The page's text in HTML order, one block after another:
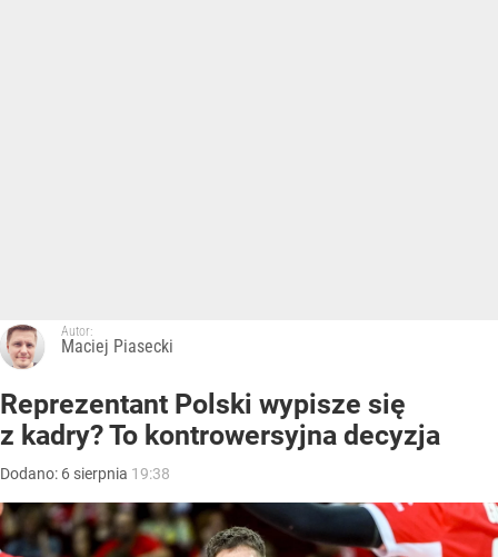
Autor:
Maciej Piasecki
Reprezentant Polski wypisze się
z kadry? To kontrowersyjna decyzja
Dodano: 6 sierpnia 19:38